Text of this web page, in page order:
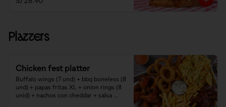
Platters
Chicken fest platter
Buffalo wings (7 und) + bbq boneless (8
und) + papas fritas XL + onion rings (8
unid) + nachos con cheddar + salsa